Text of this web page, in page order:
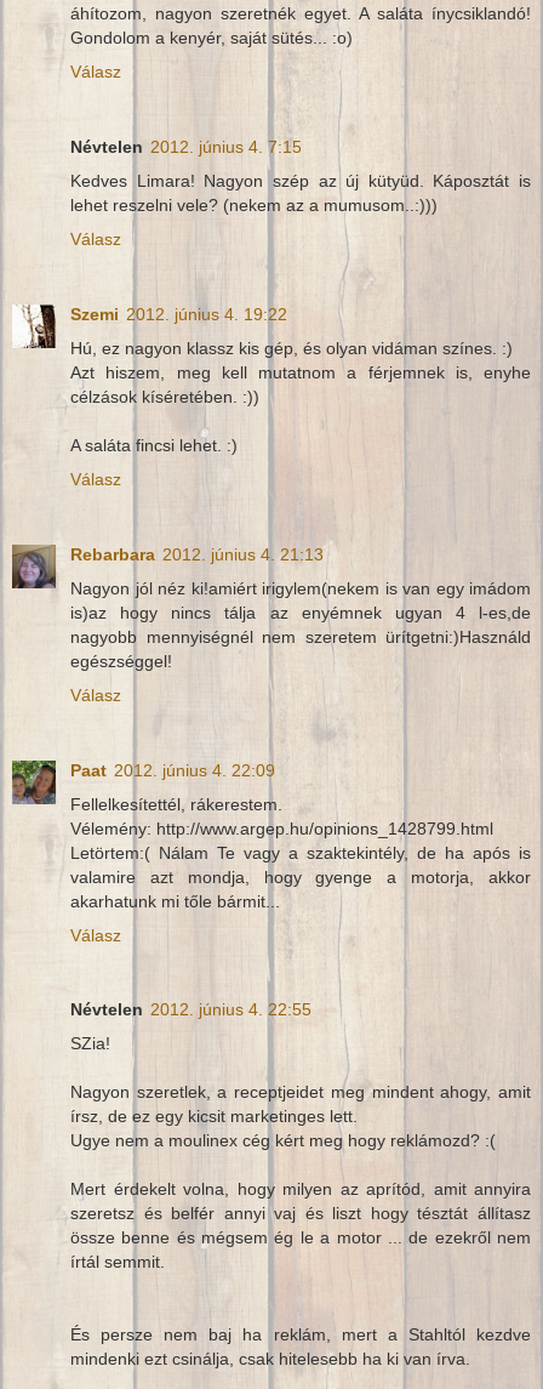
áhítozom, nagyon szeretnék egyet. A saláta ínycsiklandó!
Gondolom a kenyér, saját sütés... :o)
Válasz
Névtelen 2012. június 4. 7:15
Kedves Limara! Nagyon szép az új kütyüd. Káposztát is
lehet reszelni vele? (nekem az a mumusom..:)))
Válasz
Szemi 2012. június 4. 19:22
Hú, ez nagyon klassz kis gép, és olyan vidáman színes. :)
Azt hiszem, meg kell mutatnom a férjemnek is, enyhe
célzások kíséretében. :))
A saláta fincsi lehet. :)
Válasz
Rebarbara 2012. június 4. 21:13
Nagyon jól néz ki!amiért irigylem(nekem is van egy imádom
is)az hogy nincs tálja az enyémnek ugyan 4 l-es,de
nagyobb mennyiségnél nem szeretem ürítgetni:)Használd
egészséggel!
Válasz
Paat 2012. június 4. 22:09
Fellelkesítettél, rákerestem.
Vélemény: http://www.argep.hu/opinions_1428799.html
Letörtem:( Nálam Te vagy a szaktekintély, de ha após is
valamire azt mondja, hogy gyenge a motorja, akkor
akarhatunk mi tőle bármit...
Válasz
Névtelen 2012. június 4. 22:55
SZia!
Nagyon szeretlek, a receptjeidet meg mindent ahogy, amit
írsz, de ez egy kicsit marketinges lett.
Ugye nem a moulinex cég kért meg hogy reklámozd? :(
Mert érdekelt volna, hogy milyen az aprítód, amit annyira
szeretsz és belfér annyi vaj és liszt hogy tésztát állítasz
össze benne és mégsem ég le a motor ... de ezekről nem
írtál semmit.
És persze nem baj ha reklám, mert a Stahltól kezdve
mindenki ezt csinálja, csak hitelesebb ha ki van írva.